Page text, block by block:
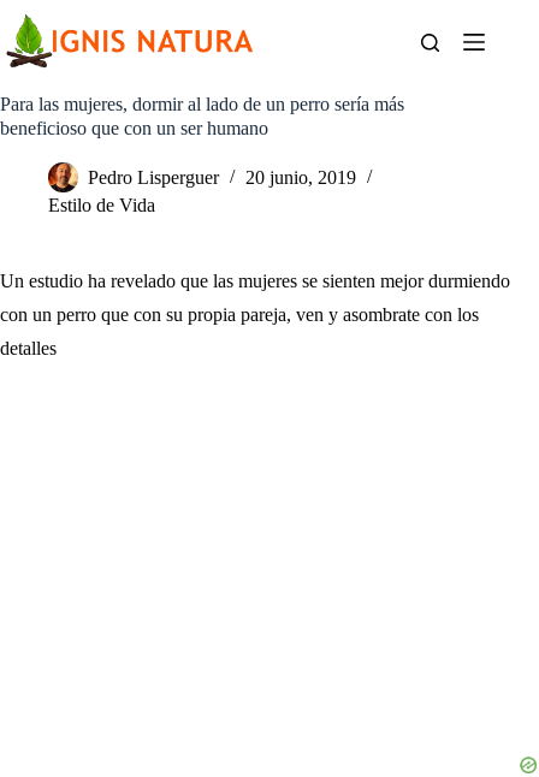
contenido
Para las mujeres, dormir al lado de un perro sería más
beneficioso que con un ser humano
Pedro Lisperguer
20 junio, 2019
Estilo de Vida
Un estudio ha revelado que las mujeres se sienten mejor durmiendo
con un perro que con su propia pareja, ven y asombrate con los
detalles